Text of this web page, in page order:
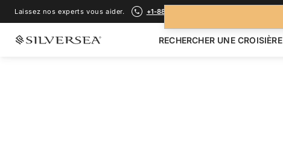
Laissez nos experts vous aider. +1-888-978-4070
RECHERCHER UNE CROISIÈRE